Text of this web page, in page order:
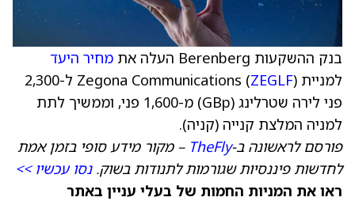
בנק ההשקעות Berenberg העלה את
מחיר היעד
למניית Zegona Communications ( ZEGLF
) ל-2,300
פני לירה שטרלינג (GBp) מ-1,600 פני, וממשיך לתת
למניה המלצת קנייה (קניה).
פורסם לראשונה ב-TheFly – מקור מידע סופי בזמן אמת
לחדשות פיננסיות שגורמות לתנודות בשוק.נסו עכשיו >>
ראו את המניות החמות של בעלי עניין באתר